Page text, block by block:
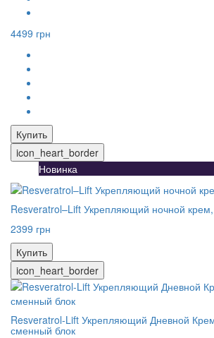
4499 грн
Купить
icon_heart_border
Новинка
Resveratrol–Lift Укрепляющий ночной
2399 грн
Купить
icon_heart_border
Resveratrol-Lift Укрепляющий Дневной
сменный блок